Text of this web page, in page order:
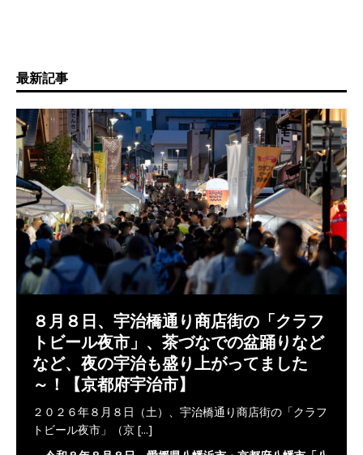
最新記事
８月８日、宇治橋通り商店街の「クラフ
トビール夜市」、茶づなでの盆踊りなど
など、夜の宇治も盛り上がってました
～！【京都府宇治市】
２０２６年８月８日（土）、宇治橋通り商店街の「クラフ
トビール夜市」（京 [...]